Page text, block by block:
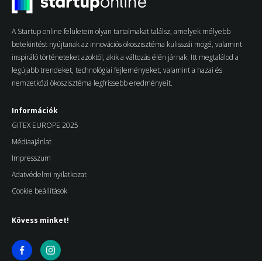
A Startup online felületein olyan tartalmakat találsz, amelyek mélyebb
betekintést nyújtanak az innovációs ökoszisztéma kulisszái mögé, valamint
inspiráló történeteket azoktól, akik a változás élén járnak. Itt megtalálod a
legújabb trendeket, technológiai fejleményeket, valamint a hazai és
nemzetközi ökoszisztéma legfrissebb eredményeit.
Információk
GITEX EUROPE 2025
Médiaajánlat
Impresszum
Adatvédelmi nyilatkozat
Cookie beállítások
Kövess minket!